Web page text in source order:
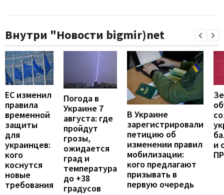
Внутри "Новости bigmir)net
ЕС изменил
правила
временной
защиты
для
украинцев:
кого
коснутся
новые
требования
Погода в
Украине 7
августа: где
пройдут
грозы,
ожидается
град и
температура
до +38
градусов
В Украине
зарегистрировали
петицию об
изменении правил
мобилизации:
кого предлагают
призывать в
первую очередь
и